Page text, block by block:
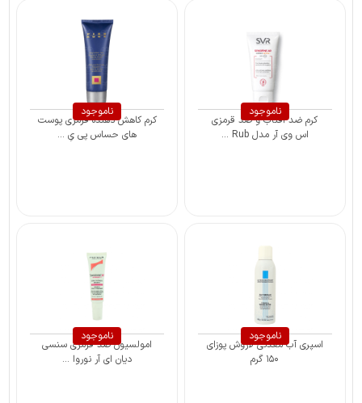
ناموجود
کرم ضد آفتاب و ضد قرمزی
اس وی آر مدل Rub ...
ناموجود
کرم کاهش دهنده قرمزی پوست
های حساس پی یِ ...
ناموجود
اسپری آب معدنی لاروش پوزای
۱۵۰ گرم
ناموجود
امولسیون ضد قرمزی سنسی
دیان ای آر نوروا ...